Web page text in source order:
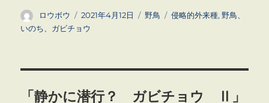
投
稿
ロウボウ
投
稿
2021年4月12日
カ
野鳥
タ
侵略的外来種,野鳥、
いのち、ガビチョウ
「静かに潜行？ ガビチョウ Ⅱ」